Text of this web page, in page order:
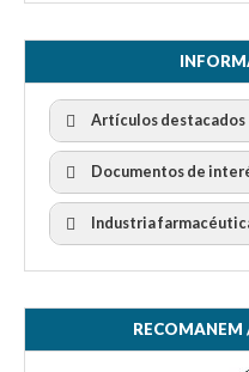
Artículos destacados
Documentos de
Industria
RECOMANEM